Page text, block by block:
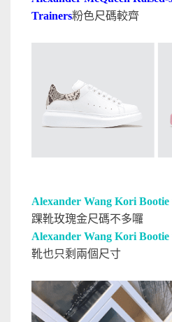
Trainers粉色尺碼較齊
Alexander Wang Kori Bootie
踝靴玫瑰金尺碼不多囉
Alexander Wang Kori
靴也只剩兩個尺寸